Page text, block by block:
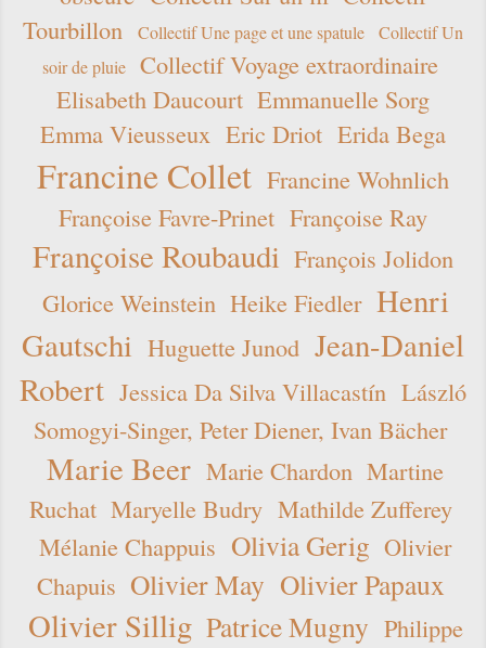
Tourbillon
Collectif Une page et une spatule
Collectif Un
soir de pluie
Collectif Voyage extraordinaire
Elisabeth Daucourt Emmanuelle Sorg
Emma Vieusseux Eric Driot Erida Bega
Francine Collet Francine Wohnlich
Françoise Favre-Prinet Françoise Ray
Françoise Roubaudi François Jolidon
Glorice Weinstein Heike Fiedler Henri
Gautschi Huguette Junod Jean-Daniel
Robert Jessica Da Silva Villacastín László
Somogyi-Singer, Peter Diener, Ivan Bächer
Marie Beer Marie Chardon Martine
Ruchat Maryelle Budry Mathilde Zufferey
Mélanie Chappuis Olivia Gerig Olivier
Chapuis Olivier May Olivier Papaux
Olivier Sillig Patrice Mugny Philippe